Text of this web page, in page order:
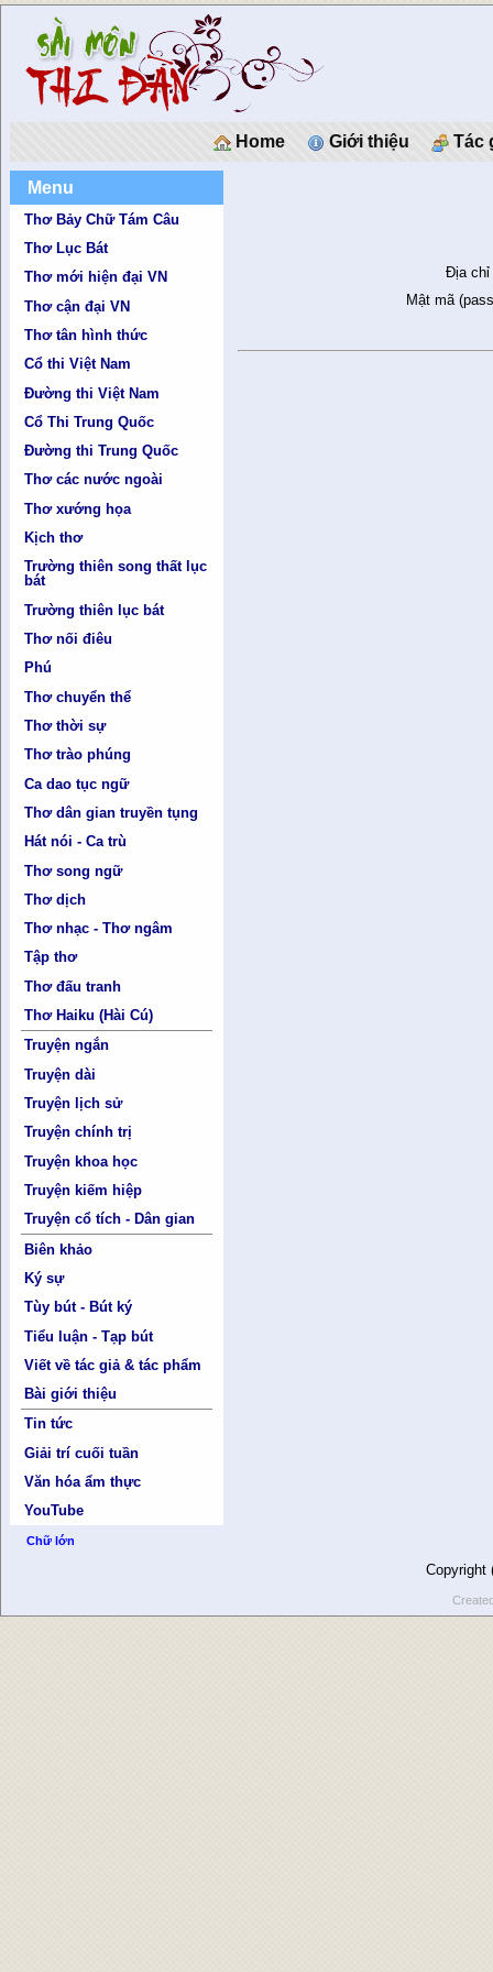
Home Giới thiệu Tác
Menu
Thơ Bảy Chữ Tám Câu
Thơ Lục Bát
Thơ mới hiện đại VN
Thơ cận đại VN
Thơ tân hình thức
Cổ thi Việt Nam
Đường thi Việt Nam
Cổ Thi Trung Quốc
Đường thi Trung Quốc
Thơ các nước ngoài
Thơ xướng họa
Kịch thơ
Trường thiên song thất lục
bát
Trường thiên lục bát
Thơ nối điêu
Phú
Thơ chuyển thể
Thơ thời sự
Thơ trào phúng
Ca dao tục ngữ
Thơ dân gian truyền tụng
Hát nói - Ca trù
Thơ song ngữ
Thơ dịch
Thơ nhạc - Thơ ngâm
Tập thơ
Thơ đấu tranh
Thơ Haiku (Hài Cú)
Truyện ngắn
Truyện dài
Truyện lịch sử
Truyện chính trị
Truyện khoa học
Truyện kiếm hiệp
Truyện cổ tích - Dân gian
Biên khảo
Ký sự
Tùy bút - Bút ký
Tiểu luận - Tạp bút
Viết về tác giả & tác phẩm
Bài giới thiệu
Tin tức
Giải trí cuối tuần
Văn hóa ẩm thực
YouTube
Chữ lớn
Địa chỉ
Mật mã
Copyright